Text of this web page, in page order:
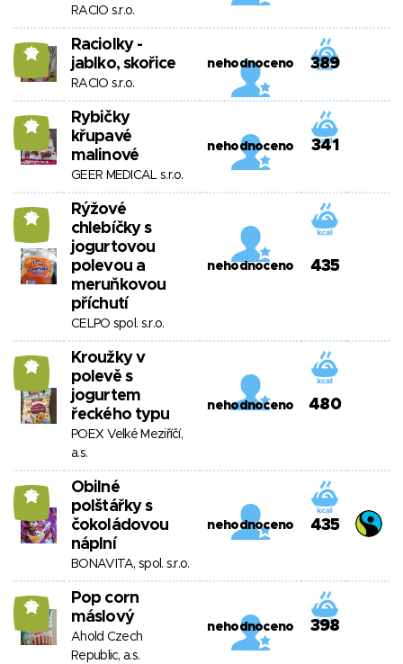
RACIO s.r.o.
13
Raciolky -
jablko, skořice
RACIO s.r.o.
nehodnoceno 389
13
Rybičky
křupavé
malinové
GEER MEDICAL s.r.o.
nehodnoceno 341
13
Rýžové
chlebíčky s
jogurtovou
polevou a
meruňkovou
příchutí
CELPO spol. s.r.o.
nehodnoceno 435
12
Kroužky v
polevě s
jogurtem
řeckého typu
POEX Velké Meziříčí,
a.s.
nehodnoceno 480
12
Obilné
polštářky s
čokoládovou
náplní
BONAVITA, spol. s.r.o.
nehodnoceno 435
12
Pop corn
máslový
Ahold Czech
Republic, a.s.
nehodnoceno 398